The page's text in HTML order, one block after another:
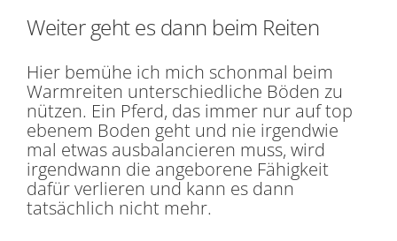
Weiter geht es dann beim Reiten
Hier bemühe ich mich schonmal beim
Warmreiten unterschiedliche Böden zu
nützen. Ein Pferd, das immer nur auf top
ebenem Boden geht und nie irgendwie
mal etwas ausbalancieren muss, wird
irgendwann die angeborene Fähigkeit
dafür verlieren und kann es dann
tatsächlich nicht mehr.